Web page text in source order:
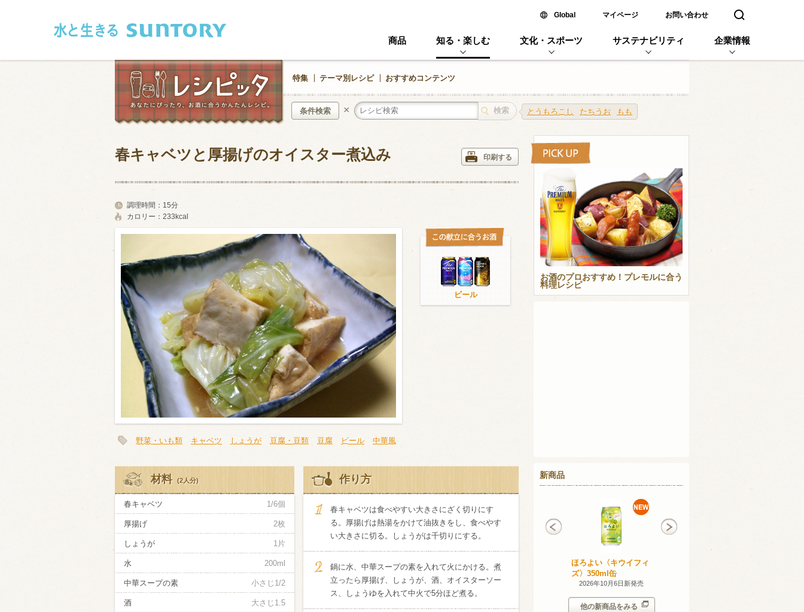
Global新しいウィンドウで開く
マイページ お問い合わせ 検索窓を開く
商品 知る・楽しむ 文化・スポーツ サステナビリティ 企業情報
特集 テーマ別レシピ おすすめコンテンツ
とうもろこし たちうお もも
条件検索 ×
和食 洋食 中華風 イタリアン
豆腐・豆類 くだもの
お米・麺
類・穀物
その他
ビール ハイボール（ウイスキー） ウイスキー・ブランデー
赤ワイン 白ワイン
検索
春キャベツと厚揚げのオイスター煮込み 印刷する
調理時間： 15分
カロリー： 233kcal
ビール
野菜・いも類 キャベツ しょうが 豆腐・豆類 豆腐 ビール 中華風
材料 (2人分)
春キャベツ 1/6個
厚揚げ 2枚
しょうが 1片
水 200ml
中華スープの素 小さじ1/2
酒 大さじ1.5
作り方
春キャベツは食べやすい大きさにざく切りにす
る。厚揚げは熱湯をかけて油抜きをし、食べやす
い大きさに切る。しょうがは千切りにする。
鍋に水、中華スープの素を入れて火にかける。煮
立ったら厚揚げ、しょうが、酒、オイスターソー
ス、しょうゆを入れて中火で5分ほど煮る。
お酒のプロおすすめ！プレモルに合う
料理レシピ
新商品
ほろよい〈キウイフィ
ズ〉350ml缶
2026年10月6日新発売
酸化防止剤無添加のお
いしいワイン。スパー
クリング 〈シークヮー
他の新商品をみる